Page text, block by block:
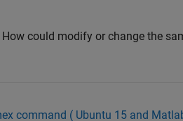
could modify or change the
command ( Ubuntu 15 and